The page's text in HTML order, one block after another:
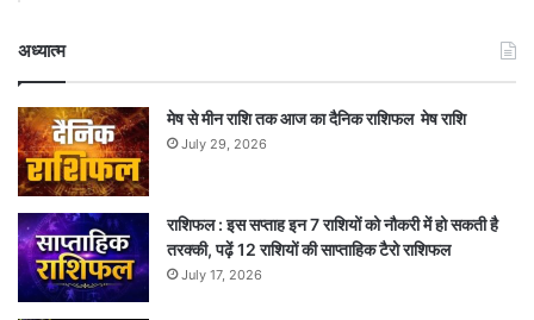
अध्यात्म
मेष से मीन राशि तक आज का दैनिक राशिफल मेष राशि
July 29, 2026
राशिफल : इस सप्ताह इन 7 राशियों को नौकरी में हो सकती है
तरक्की, पढ़ें 12 राशियों की साप्ताहिक टैरो राशिफल
July 17, 2026